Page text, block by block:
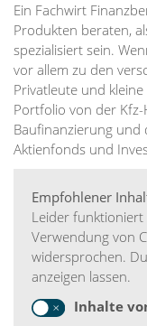
Ein Fachwirt
Produkten beraten,
spezialisiert sein.
vor allem zu den
Privatleute und
Portfolio von der
Baufinanzierung und
Aktienfonds und
Empfohlener
Leider funktioniert
Verwendung von
widersprochen.
anzeigen lassen.
Inhalte